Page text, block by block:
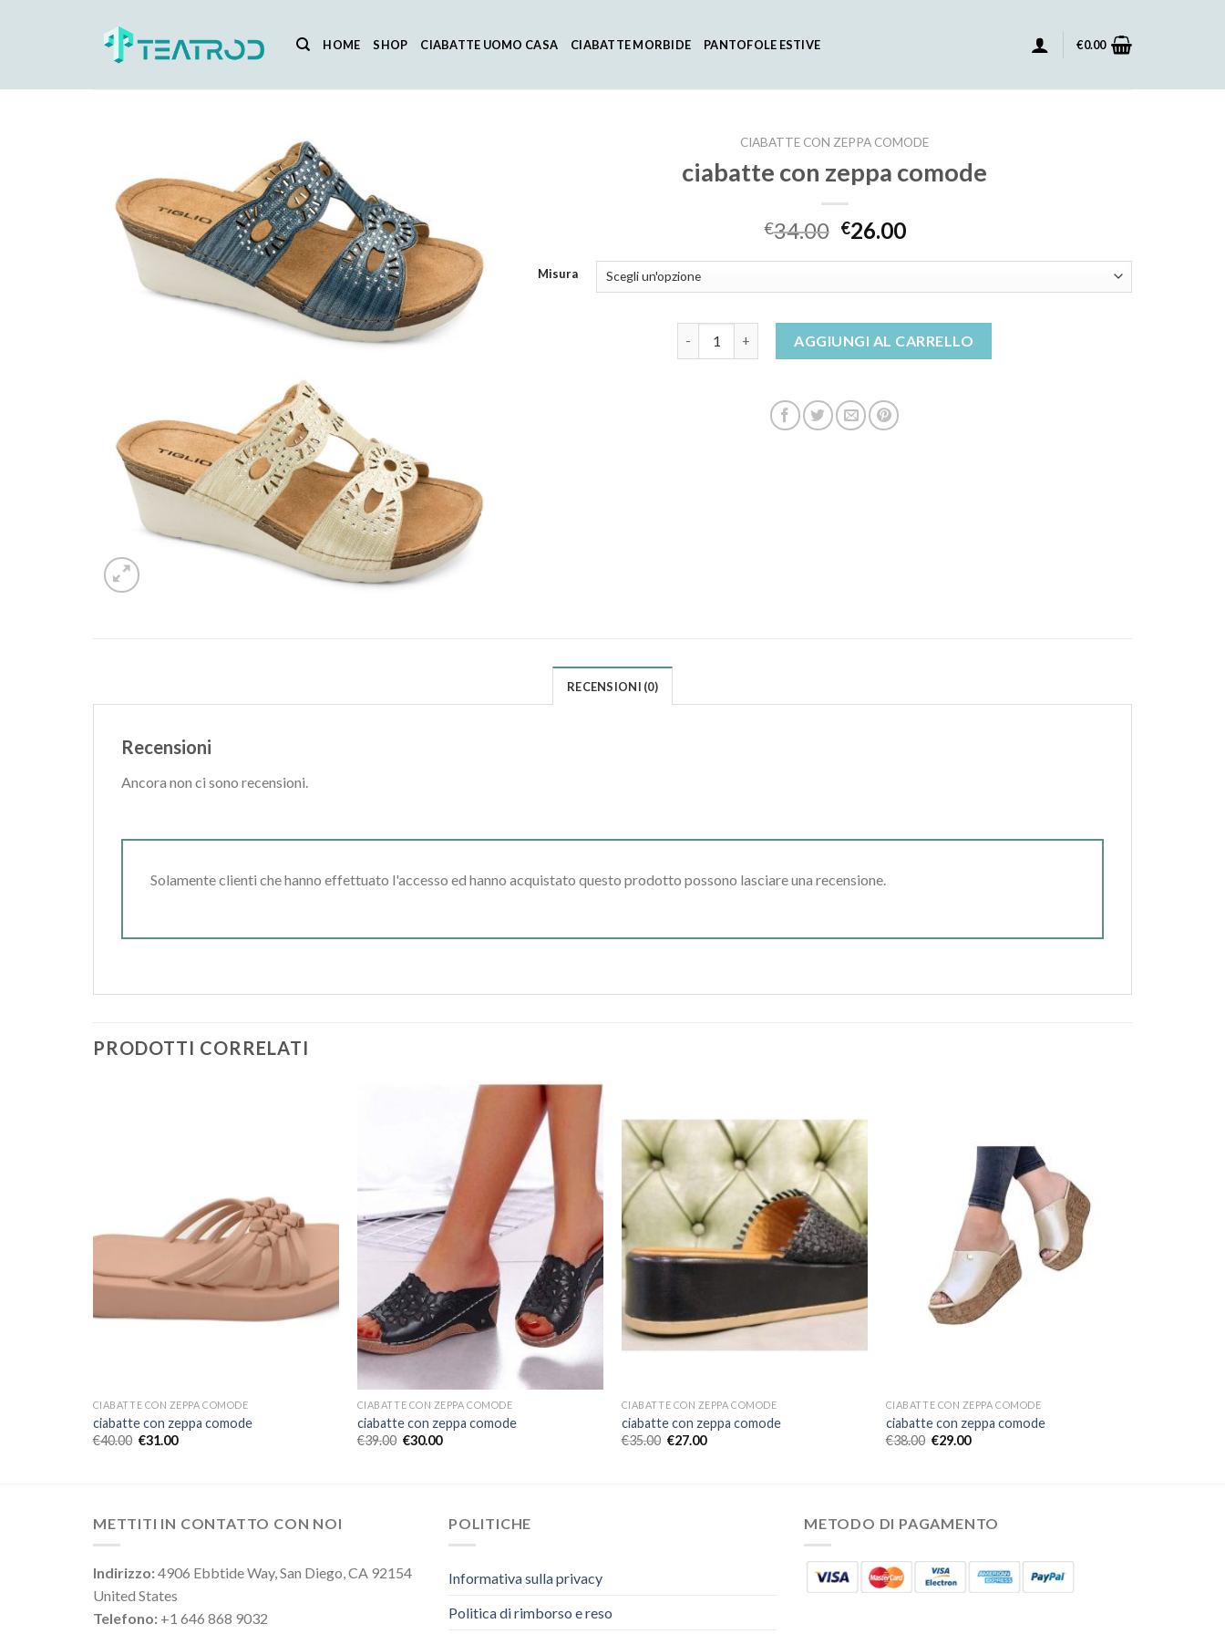
HOME SHOP CIABATTE UOMO CASA CIABATTE MORBIDE PANTOFOLE ESTIVE €0.00
CIABATTE CON ZEPPA COMODE
ciabatte con zeppa comode
€34.00 €26.00
Misura
AGGIUNGI AL CARRELLO
RECENSIONI (0)
Recensioni
Ancora non ci sono recensioni.
Solamente clienti che hanno effettuato l'accesso ed hanno acquistato questo prodotto possono lasciare una recensione.
PRODOTTI CORRELATI
CIABATTE CON ZEPPA COMODE
ciabatte con zeppa comode
€40.00 €31.00
CIABATTE CON ZEPPA COMODE
ciabatte con zeppa comode
€39.00 €30.00
CIABATTE CON ZEPPA COMODE
ciabatte con zeppa comode
€35.00 €27.00
CIABATTE CON ZEPPA COMODE
ciabatte con zeppa comode
€38.00 €29.00
METTITI IN CONTATTO CON NOI
Indirizzo:4906 Ebbtide Way, San Diego, CA 92154
United States
Telefono: +1 646 868 9032
POLITICHE
Informativa sulla privacy
Politica di rimborso e reso
METODO DI PAGAMENTO